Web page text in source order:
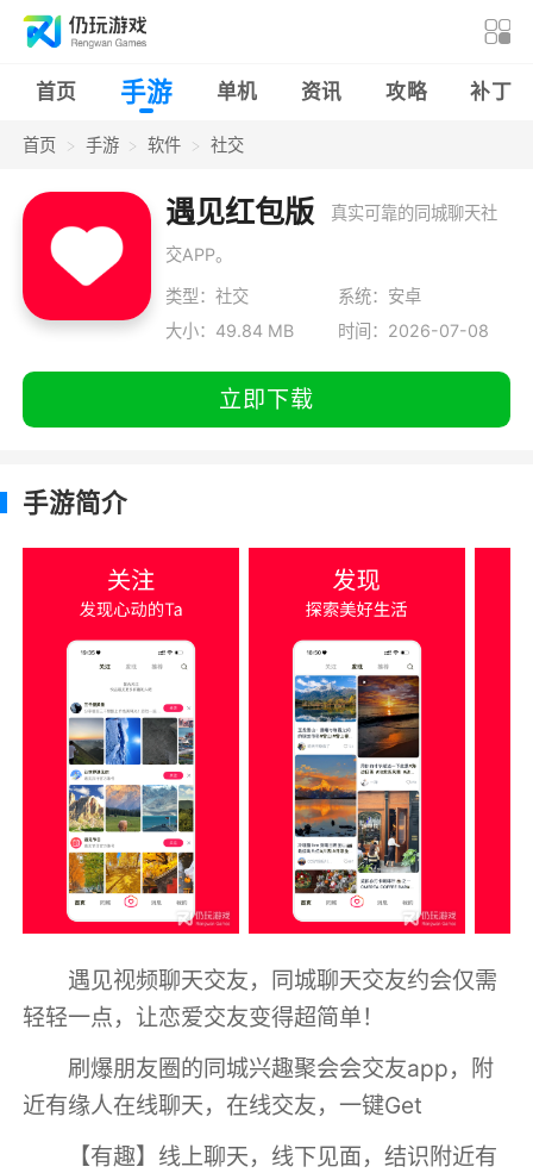
首页 手游 单机 资讯 攻略 补丁
首页 手游 软件 社交
遇见红包版 真实可靠的同城聊天社
交APP。
类型：社交
系统：安卓
大小：49.84 MB
时间：2026-07-08
立即下载
手游简介
遇见视频聊天交友，同城聊天交友约会仅需
轻轻一点，让恋爱交友变得超简单！
刷爆朋友圈的同城兴趣聚会会交友app，附
近有缘人在线聊天，在线交友，一键Get
【有趣】线上聊天，线下见面，结识附近有